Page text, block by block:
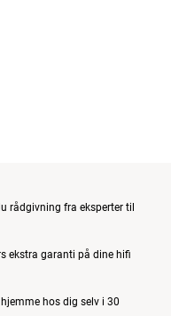
rådgivning fra eksperter til
ekstra garanti på dine hifi
hos dig selv i 30